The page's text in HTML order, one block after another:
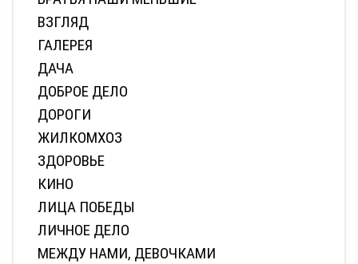
ВЗГЛЯД
ГАЛЕРЕЯ
ДАЧА
ДОБРОЕ ДЕЛО
ДОРОГИ
ЖИЛКОМХОЗ
ЗДОРОВЬЕ
КИНО
ЛИЦА ПОБЕДЫ
ЛИЧНОЕ ДЕЛО
МЕЖДУ НАМИ, ДЕВОЧКАМИ